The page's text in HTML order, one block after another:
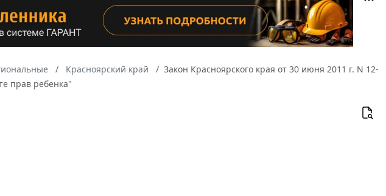
Красноярский край
Закон Красноярского края от 30 июня 2011 г. N 12-
прав ребенка"